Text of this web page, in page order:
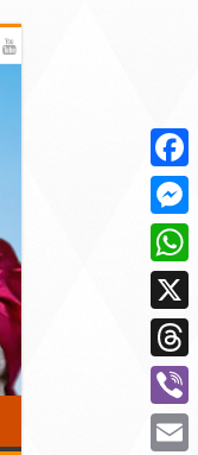
X
Viber